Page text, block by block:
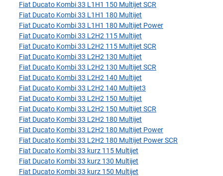
Fiat Ducato Kombi 33 L1H1 150 Multijet SCR
Fiat Ducato Kombi 33 L1H1 180 Multijet
Fiat Ducato Kombi 33 L1H1 180 Multijet Power
Fiat Ducato Kombi 33 L2H2 115 Multijet
Fiat Ducato Kombi 33 L2H2 115 Multijet SCR
Fiat Ducato Kombi 33 L2H2 130 Multijet
Fiat Ducato Kombi 33 L2H2 130 Multijet SCR
Fiat Ducato Kombi 33 L2H2 140 Multijet
Fiat Ducato Kombi 33 L2H2 140 Multijet3
Fiat Ducato Kombi 33 L2H2 150 Multijet
Fiat Ducato Kombi 33 L2H2 150 Multijet SCR
Fiat Ducato Kombi 33 L2H2 180 Multijet
Fiat Ducato Kombi 33 L2H2 180 Multijet Power
Fiat Ducato Kombi 33 L2H2 180 Multijet Power SCR
Fiat Ducato Kombi 33 kurz 115 Multijet
Fiat Ducato Kombi 33 kurz 130 Multijet
Fiat Ducato Kombi 33 kurz 150 Multijet